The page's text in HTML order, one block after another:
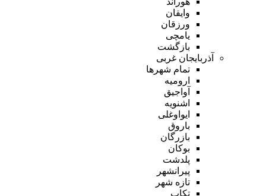
وایقان
ورزقان
یامچی
بازگشت
آذربایجان غربی
تمام شهر‌ها
ارومیه
آواجیق
اشنویه
ایواوغلی
باروق
بازرگان
بوکان
پلدشت
پیرانشهر
تازه شهر
تکاب